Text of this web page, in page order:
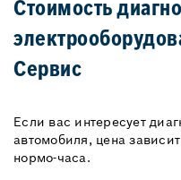
Стоимость
Сервис
Если вас интересует
автомобиля, цена
нормо-часа.